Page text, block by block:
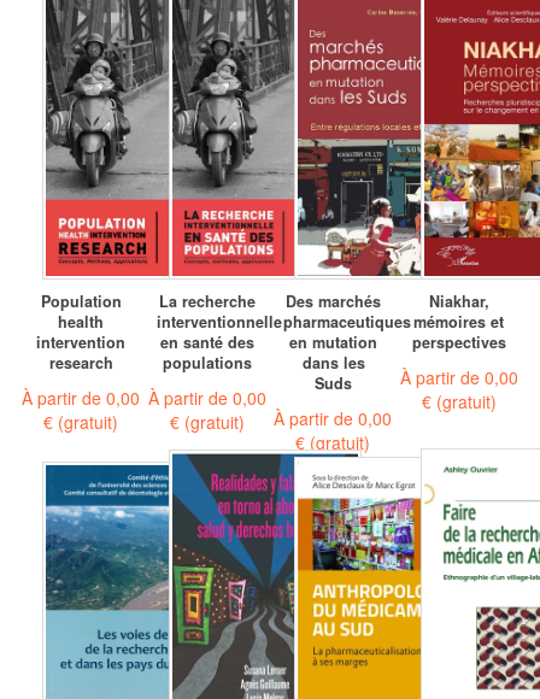
Population
health
intervention
research
À partir de0,00
€ (gratuit)
La recherche
interventionnelle
en santé des
populations
À partir de 0,00
€ (gratuit)
Des marchés
pharmaceutiques
en mutation
dans les
Suds
À partir de0,00
€ (gratuit)
Niakhar,
mémoires et
perspectives
À partir de 0,00
€ (gratuit)